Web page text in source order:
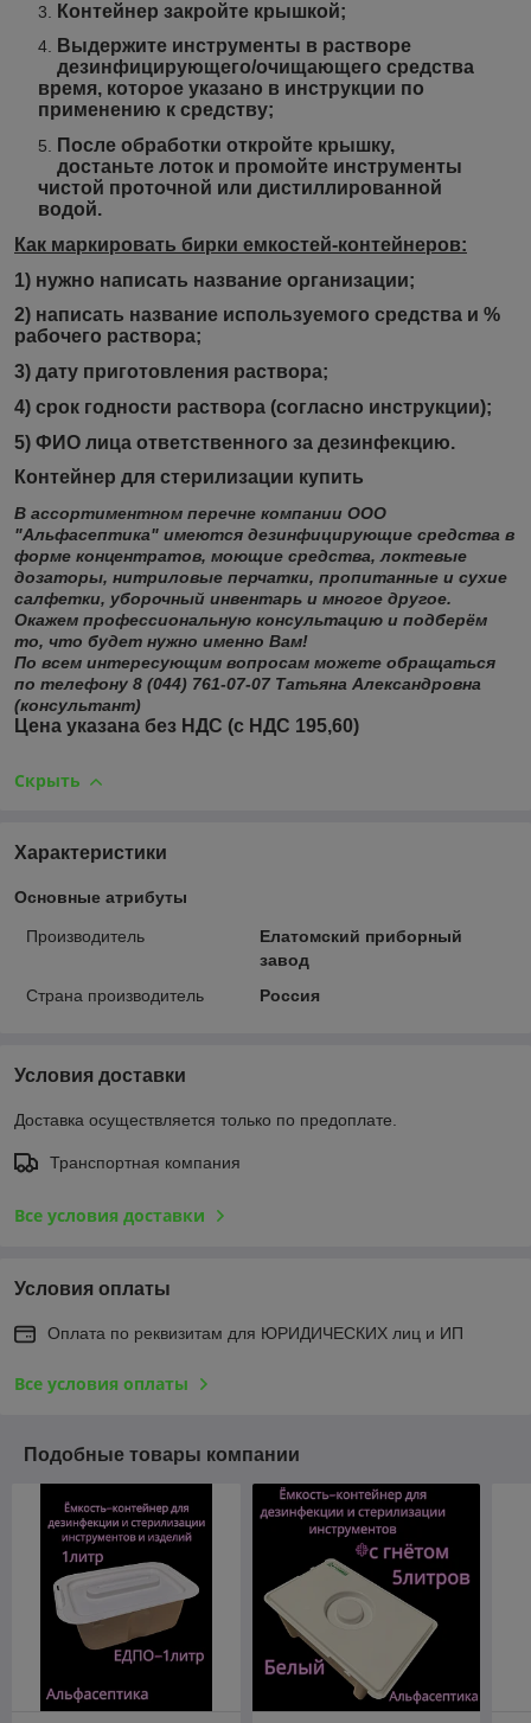
Контейнер закройте крышкой;
Выдержите инструменты в растворе
дезинфицирующего/очищающего средства
время, которое указано в инструкции по
применению к средству;
После обработки откройте крышку,
достаньте лоток и промойте инструменты
чистой проточной или дистиллированной
водой.
Как маркировать бирки емкостей-контейнеров:
1) нужно написать название организации;
2) написать название используемого средства и %
рабочего раствора;
3) дату приготовления раствора;
4) срок годности раствора (согласно инструкции);
5) ФИО лица ответственного за дезинфекцию.
Контейнер для стерилизации купить
В ассортиментном перечне компании ООО
"Альфасептика" имеются дезинфицирующие средства в
форме концентратов, моющие средства, локтевые
дозаторы, нитриловые перчатки, пропитанные и сухие
салфетки, уборочный инвентарь и многое другое.
Окажем профессиональную консультацию и подберём
то, что будет нужно именно Вам!
По всем интересующим вопросам можете обращаться
по телефону 8 (044) 761-07-07 Татьяна Александровна
(консультант)
Цена указана без НДС (с НДС 195,60)
Скрыть
Характеристики
Основные атрибуты
Производитель
Елатомский приборный
завод
Страна производитель
Россия
Условия доставки
Доставка осуществляется только по предоплате.
Транспортная компания
Все условия доставки
Условия оплаты
Оплата по реквизитам для ЮРИДИЧЕСКИХ лиц и ИП
Все условия оплаты
Подобные товары компании